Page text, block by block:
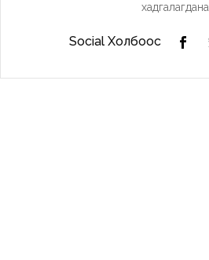
хадгалагдана.
Social Холбоос